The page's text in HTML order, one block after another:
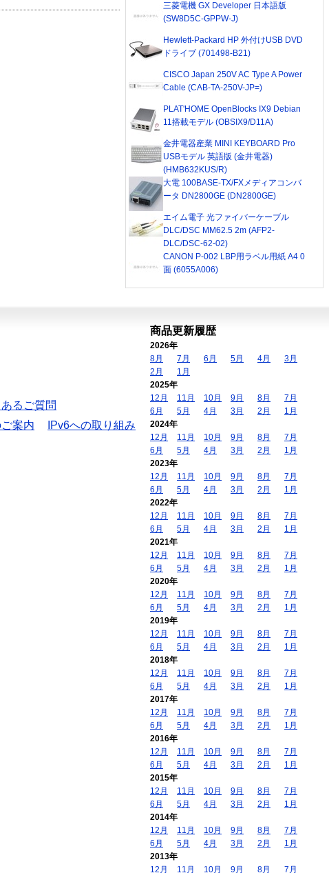
三菱電機 GX Developer 日本語版
(SW8D5C-GPPW-J)
Hewlett-Packard HP 外付けUSB DVD
ドライブ (701498-B21)
CISCO Japan 250V AC Type A Power
Cable (CAB-TA-250V-JP=)
PLAT'HOME OpenBlocks IX9 Debian
11搭載モデル (OBSIX9/D11A)
金井電器産業 MINI KEYBOARD Pro
USBモデル 英語版 (金井電器)
(HMB632KUS/R)
大電 100BASE-TX/FXメディアコンバ
ータ DN2800GE (DN2800GE)
エイム電子 光ファイバーケーブル
DLC/DSC MM62.5 2m (AFP2-
DLC/DSC-62-02)
CANON P-002 LBP用ラベル用紙 A4 0
面 (6055A006)
るご質問
案内
IPv6への取り組み
商品更新履歴
2026年
8月
7月 6月 5月 4月
3月
2月
1月
2025年
12月
11月 10月 9月 8月
7月
6月
5月 4月 3月 2月
1月
2024年
12月
11月 10月 9月 8月
7月
6月
5月 4月 3月 2月
1月
2023年
12月
11月 10月 9月 8月
7月
6月
5月 4月 3月 2月
1月
2022年
12月
11月 10月 9月 8月
7月
6月
5月 4月 3月 2月
1月
2021年
12月
11月 10月 9月 8月
7月
6月
5月 4月 3月 2月
1月
2020年
12月
11月 10月 9月 8月
7月
6月
5月 4月 3月 2月
1月
2019年
12月
11月 10月 9月 8月
7月
6月
5月 4月 3月 2月
1月
2018年
12月
11月 10月 9月 8月
7月
6月
5月 4月 3月 2月
1月
2017年
12月
11月 10月 9月 8月
7月
6月
5月 4月 3月 2月
1月
2016年
12月
11月 10月 9月 8月
7月
6月
5月 4月 3月 2月
1月
2015年
12月
11月 10月 9月 8月
7月
6月
5月 4月 3月 2月
1月
2014年
12月
11月 10月 9月 8月
7月
6月
5月 4月 3月 2月
1月
2013年
12月
11月 10月 9月 8月 7月